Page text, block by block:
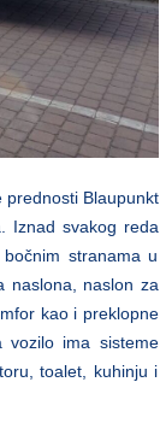
prednosti Blaupunkt
Iznad svakog reda
stranama u
naslona, naslon za
kao i preklopne
vozilo ima sisteme
toalet, kuhinju i